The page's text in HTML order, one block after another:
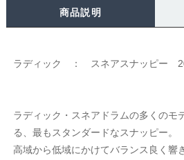
商品説明
ラディック ： スネアスナッピー
ラディック・スネアドラムの多くのモ
る、最もスタンダードなスナッピー。
高域から低域にかけてバランス良く響